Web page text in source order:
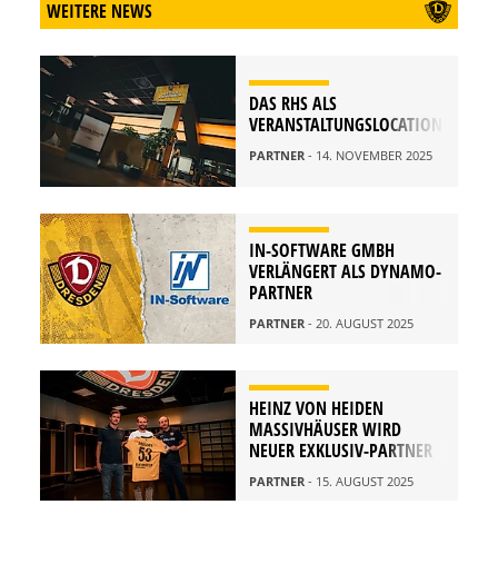
WEITERE NEWS
DAS RHS ALS
VERANSTALTUNGSLOCATION
PARTNER - 14. NOVEMBER 2025
IN-SOFTWARE GMBH
VERLÄNGERT ALS DYNAMO-
PARTNER
PARTNER - 20. AUGUST 2025
HEINZ VON HEIDEN
MASSIVHÄUSER WIRD
NEUER EXKLUSIV-PARTNER
PARTNER - 15. AUGUST 2025